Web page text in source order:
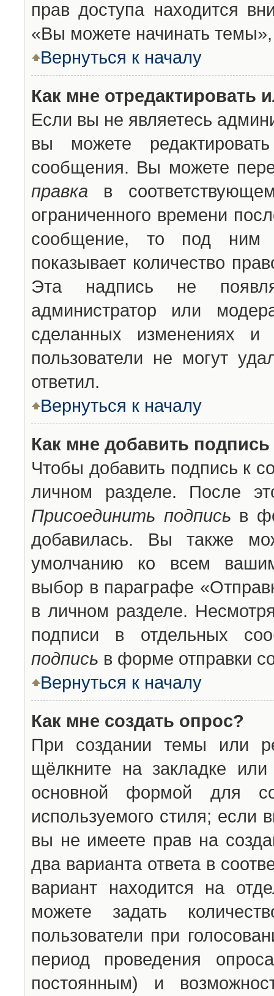
прав доступа находится
«Вы можете начинать
Вернуться к началу
Как мне отредактировать
Если вы не являетесь
вы можете
сообщения. Вы можете
правка в
ограниченного времени
сообщение, то под ним
показывает количество
Эта надпись не
администратор или
сделанных изменениях
пользователи не могут
ответил.
Вернуться к началу
Как мне добавить
Чтобы добавить подпись к
личном разделе. После
Присоединить подпись в
добавилась. Вы также
умолчанию ко всем
выбор в параграфе
в личном разделе.
подписи в отдельных
подпись в форме отправки
Вернуться к началу
Как мне создать опрос?
При создании темы или
щёлкните на закладке
основной формой для
используемого стиля; если
вы не имеете прав на
два варианта ответа в
вариант находится на
можете задать
пользователи при
период проведения
постоянным) и